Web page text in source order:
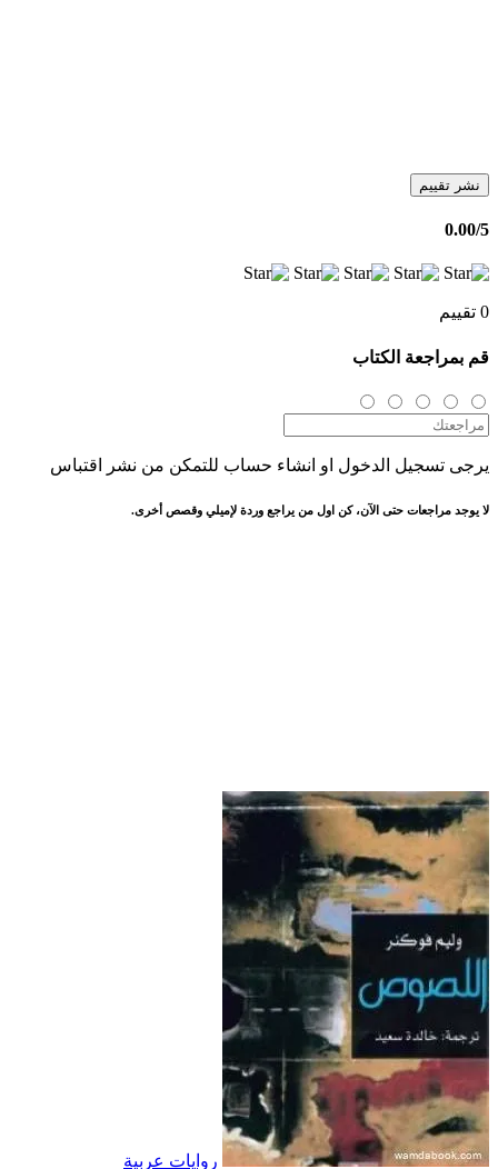
نشر تقييم
0.00/5
0 تقييم
قم بمراجعة الكتاب
يرجى تسجيل الدخول او انشاء حساب للتمكن من نشر اقتباس
لا يوجد مراجعات حتى الآن، كن اول من يراجع وردة لإميلي وقصص أخرى.
روايات عربية